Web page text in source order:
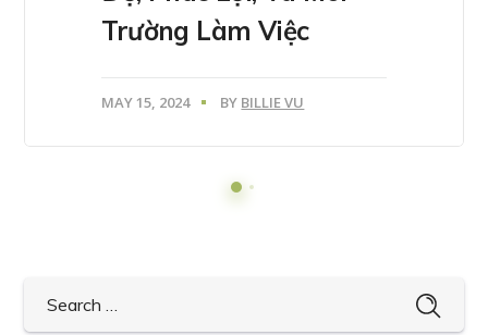
Trường Làm Việc
MAY 15, 2024 BY BILLIE VU